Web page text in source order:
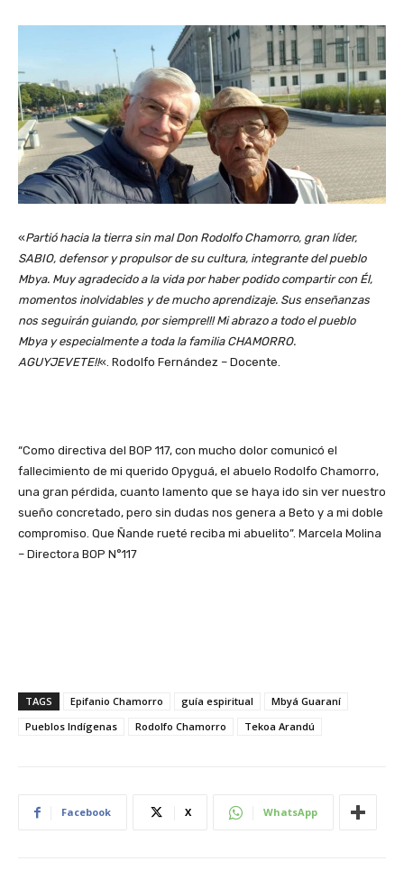
«Partió hacia la tierra sin mal Don Rodolfo Chamorro, gran líder,
SABIO, defensor y propulsor de su cultura, integrante del pueblo
Mbya. Muy agradecido a la vida por haber podido compartir con Él,
momentos inolvidables y de mucho aprendizaje. Sus enseñanzas
nos seguirán guiando, por siempre!!! Mi abrazo a todo el pueblo
Mbya y especialmente a toda la familia CHAMORRO.
AGUYJEVETE!!«. Rodolfo Fernández – Docente.
“Como directiva del BOP 117, con mucho dolor comunicó el
fallecimiento de mi querido Opyguá, el abuelo Rodolfo Chamorro,
una gran pérdida, cuanto lamento que se haya ido sin ver nuestro
sueño concretado, pero sin dudas nos genera a Beto y a mi doble
compromiso. Que Ñande rueté reciba mi abuelito”. Marcela Molina
– Directora BOP N°117
TAGS Epifanio Chamorro guía espiritual
Mbyá Guaraní
Pueblos Indígenas
Rodolfo Chamorro Tekoa Arandú
Facebook X WhatsApp